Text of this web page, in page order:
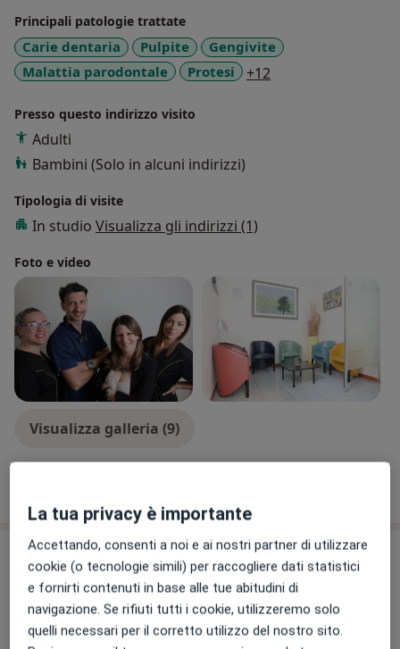
Principali patologie trattate
Carie dentaria Pulpite
Gengivite
Malattia parodontale
Protesi +12
Presso questo indirizzo visito
Adulti
Bambini (Solo in alcuni indirizzi)
Tipologia di visite
In studio Visualizza gli indirizzi (1)
Foto e video
Visualizza galleria (9)
Prestazioni e prezzi
Prima visita dentistica
Da 50 € Dettagli Prenota una visita
La tua privacy è importante
Accettando, consenti a noi e ai nostri partner di utilizzare
cookie (o tecnologie simili) per raccogliere dati statistici
e fornirti contenuti in base alle tue abitudini di
navigazione. Se rifiuti tutti i cookie, utilizzeremo solo
quelli necessari per il corretto utilizzo del nostro sito.